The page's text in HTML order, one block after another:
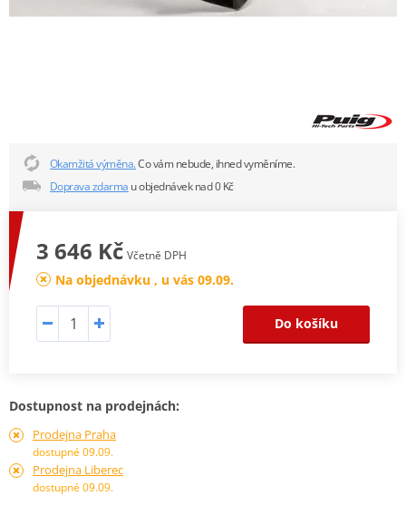
Okamžitá výměna.Co vám nebude, ihned vyměníme.
Doprava zdarma u objednávek nad 0 Kč
3 646 Kč Včetně DPH
Na objednávku , u vás 09.09.
Do košíku
Dostupnost na prodejnách:
Prodejna Praha
dostupné 09.09.
Prodejna Liberec
dostupné 09.09.